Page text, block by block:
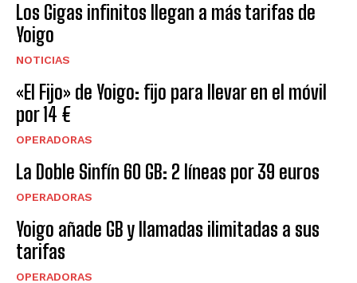
Los Gigas infinitos llegan a más tarifas de
Yoigo
NOTICIAS
«El Fijo» de Yoigo: fijo para llevar en el móvil
por 14 €
OPERADORAS
La Doble Sinfín 60 GB: 2 líneas por 39 euros
OPERADORAS
Yoigo añade GB y llamadas ilimitadas a sus
tarifas
OPERADORAS